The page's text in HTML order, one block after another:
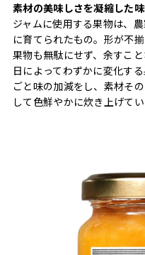
素材の美味しさを凝縮した
ジャムに使用する果物は、
に育てられたもの。形が不
果物も無駄にせず、余すこ
日によってわずかに変化す
ごと味の加減をし、素材そ
して色鮮やかに炊き上げてい